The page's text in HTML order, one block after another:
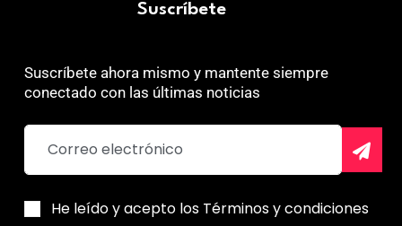
Suscríbete
Suscríbete ahora mismo y mantente siempre
conectado con las últimas noticias
He leído y acepto los Términos y condiciones